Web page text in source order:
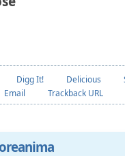
Digg It! Delicious
Email Trackback URL